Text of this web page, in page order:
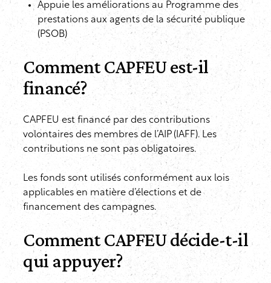
Appuie les améliorations au Programme des
prestations aux agents de la sécurité publique
(PSOB)
Comment CAPFEU est-il
financé?
CAPFEU est financé par des contributions
volontaires des membres de l’AIP (IAFF). Les
contributions ne sont pas obligatoires.
Les fonds sont utilisés conformément aux lois
applicables en matière d’élections et de
financement des campagnes.
Comment CAPFEU décide-t-il
qui appuyer?